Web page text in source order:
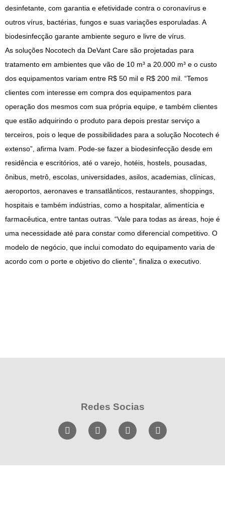
desinfetante, com garantia e efetividade contra o coronavírus e
outros vírus, bactérias, fungos e suas variações esporuladas. A
biodesinfecção garante ambiente seguro e livre de vírus.
As soluções Nocotech da DeVant Care são projetadas para
tratamento em ambientes que vão de 10 m³ a 20.000 m³ e o custo
dos equipamentos variam entre R$ 50 mil e R$ 200 mil. “Temos
clientes com interesse em compra dos equipamentos para
operação dos mesmos com sua própria equipe, e também clientes
que estão adquirindo o produto para depois prestar serviço a
terceiros, pois o leque de possibilidades para a solução Nocotech é
extenso”, afirma Ivam. Pode-se fazer a biodesinfecção desde em
residência e escritórios, até o varejo, hotéis, hostels, pousadas,
ônibus, metrô, escolas, universidades, asilos, academias, clínicas,
aeroportos, aeronaves e transatlânticos, restaurantes, shoppings,
hospitais e também indústrias, como a hospitalar, alimentícia e
farmacêutica, entre tantas outras. “Vale para todas as áreas, hoje é
uma necessidade até para constar como diferencial competitivo. O
modelo de negócio, que inclui comodato do equipamento varia de
acordo com o porte e objetivo do cliente”, finaliza o executivo.
Redes Socias